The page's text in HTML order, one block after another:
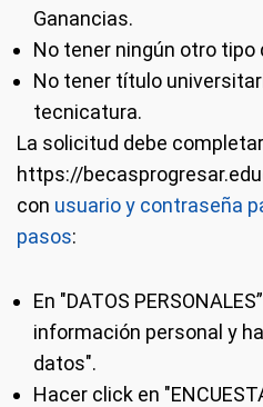
Ganancias.
No tener ningún otro tipo
No tener título
tecnicatura.
La solicitud debe
https://
con usuario y contraseña
pasos:
En "DATOS
información personal y
datos".
Hacer click en